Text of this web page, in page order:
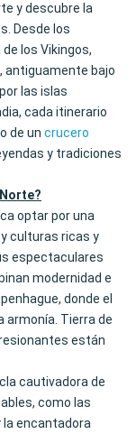
y descubre la
Desde los
los Vikingos,
antiguamente bajo
las islas
cada itinerario
de un crucero
y tradiciones
optar por una
culturas ricas y
espectaculares
modernidad e
donde el
armonía. Tierra de
están
cautivadora de
como las
la encantadora